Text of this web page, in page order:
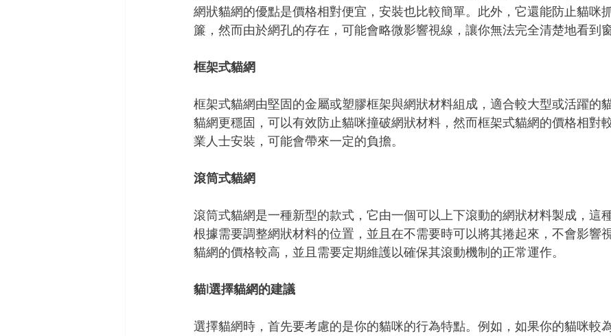
網狀貓網的優點是價格相對便宜，安裝也比較簡單。此外，它還能防止貓咪
簾，然而由於網孔的存在，可能會略微影響視線，讓你無法完全清楚地看到窗
框架式貓網
框架式貓網由堅固的金屬或塑膠框架與網狀材料組成，適合較大型或活躍的
貓網更穩固，可以有效防止貓咪撞破網狀材料，然而框架式貓網的價格相對
業人士安裝，可能會帶來一定的負擔。
滾筒式貓網
滾筒式貓網是一種新型的款式，它由一個可以上下滾動的網狀材料製成，這
根據需要調整網狀材料的位置，並且在不需要時可以將其捲起來，不會影響
貓網的價格較高，並且需要定期維護以確保其滾動機制的正常運作。
貓l選擇貓網的建議
選擇貓網時，首先要考慮的是你的貓咪的行為特點。例如，如果你的貓咪較